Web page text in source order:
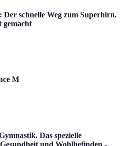
Der schnelle Weg zum Superhirn.
gemacht
M
Das spezielle
und Wohlbefinden -